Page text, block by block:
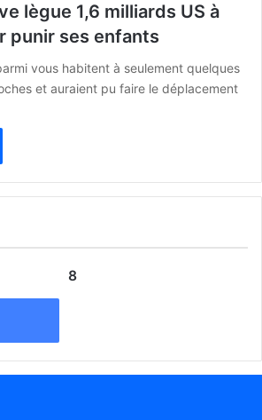
lègue 1,6 milliards US à
punir ses enfants
vous habitent à seulement quelques
et auraient pu faire le déplacement
8